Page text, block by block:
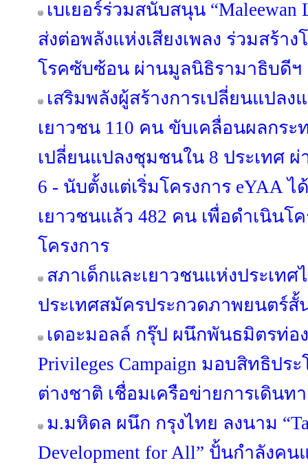
เบเยอร์ร่วมสนับสนุน “Maleewan
ส่งต่อพลังแห่งเสียงเพลง ร่วมสร้า
โรคซับซ้อน ผ่านมูลนิธิรามาธิบดีฯ
เสริมพลังผู้สร้างการเปลี่ยนแปล
เยาวชน 110 คน ขับเคลื่อนผลกร
เปลี่ยนแปลงชุมชนใน 8 ประเทศ ผ่
6 - นับตั้งแต่เริ่มโครงการ eYAA
เยาวชนแล้ว 482 คน เพื่อดำเนินโ
โครงการ
สภาเด็กและเยาวชนแห่งประเท
ประเทศสมัครประกวดภาพยนตร์สั้
เดอะมอลล์ กรุ๊ป ผนึกพันธมิตรท่อ
Privileges Campaign มอบสิทธิปร
ต่างชาติ เชื่อมเครือข่ายการเดินท
ม.มหิดล ผนึก กรุงไทย ลงนาม
Development for All” ปั้นกำลังค